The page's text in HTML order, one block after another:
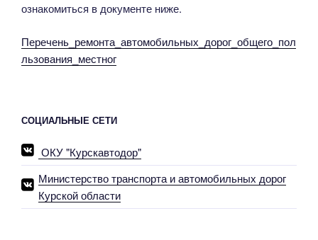
ознакомиться в документе ниже.
Перечень_ремонта_автомобильных_дорог_общего_пол
льзования_местног
СОЦИАЛЬНЫЕ СЕТИ
ОКУ "Курскавтодор"
Министерство транспорта и автомобильных дорог
Курской области